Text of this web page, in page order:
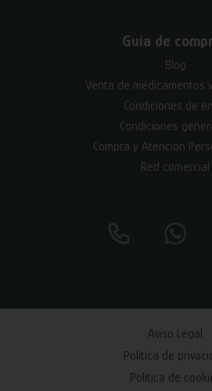
Guía de
Blog
Venta de medicamentos
Condiciones de
Condiciones
Compra y Atención
Red comercial
Aviso Legal
Política de
Política de